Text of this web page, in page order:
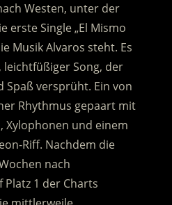
Westen, unter der
erste Single „El Mismo
Musik Alvaros steht. Es
Song, der
versprüht. Ein von
Rhythmus gepaart mit
Xylophonen und einem
Riff. Nachdem die
nach
1 der Charts